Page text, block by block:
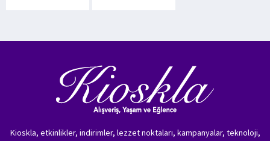
Kioskla, etkinlikler, indirimler, lezzet noktaları, kampanyalar, teknoloji,